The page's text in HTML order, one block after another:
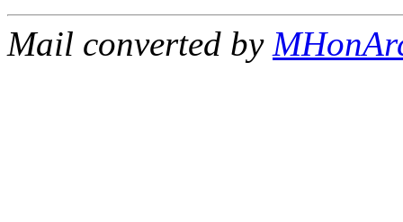
Mail converted by